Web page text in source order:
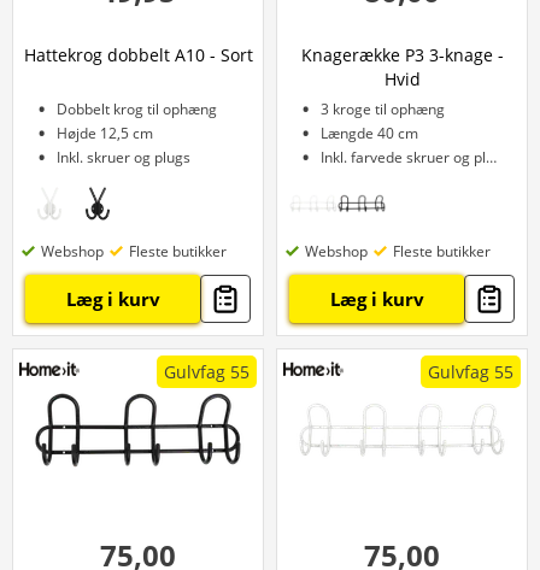
Hattekrog dobbelt A10 - Sort
Dobbelt krog til ophæng
Højde 12,5 cm
Inkl. skruer og plugs
Webshop Fleste butikker
Læg i kurv
Knagerække P3 3-knage -
Hvid
3 kroge til ophæng
Længde 40 cm
Inkl. farvede skruer og plugs
Webshop Fleste butikker
Læg i kurv
Gulvfag 55
75,00
Gulvfag 55
75,00